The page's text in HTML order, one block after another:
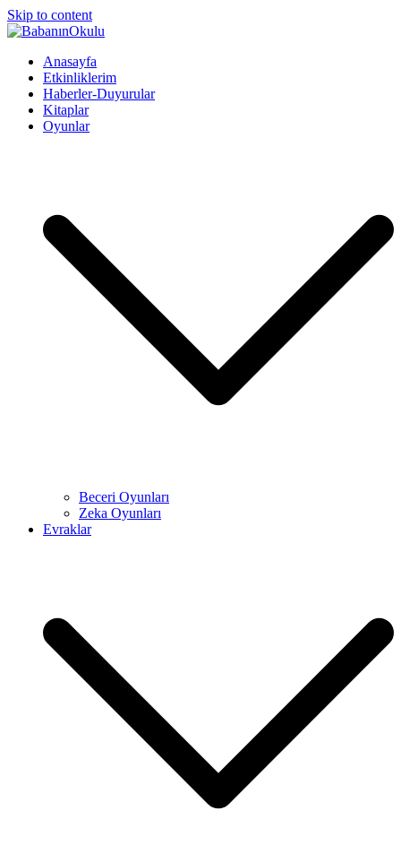
Skip to content
BabanınOkulu
Babanınokulu
Anasayfa
Etkinliklerim
Haberler-Duyurular
Kitaplar
Oyunlar
Beceri Oyunları
Zeka Oyunları
Evraklar